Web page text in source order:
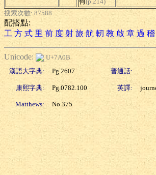
搜索次數: 87588
配搭點:
工 方 式 里 前 度 射 旅 航 軔 教 啟 章 過 稽
Unicode:
U+7A0B
漢語大字典:
Pg.2607 普通話:
康熙字典: Pg.0782.100 英譯:
Matthews: No.375